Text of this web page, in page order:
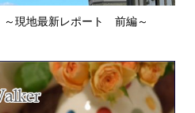
～現地最新レポート 前編～